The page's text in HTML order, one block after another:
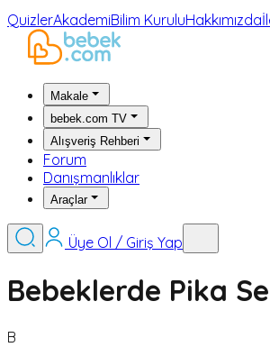
QuizlerAkademiBilim KuruluHakkımızda
Makale
bebek.com TV
Alışveriş Rehberi
Forum
Danışmanlıklar
Araçlar
Üye Ol / Giriş Yap
Bebeklerde Pika
B